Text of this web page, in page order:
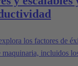
los factores de
maquinaria, incluidos